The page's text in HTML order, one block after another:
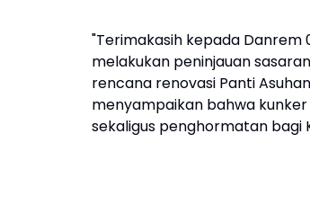
"Terimakasih kepada Danrem
melakukan peninjauan
rencana renovasi Panti
menyampaikan bahwa
sekaligus penghormatan bagi